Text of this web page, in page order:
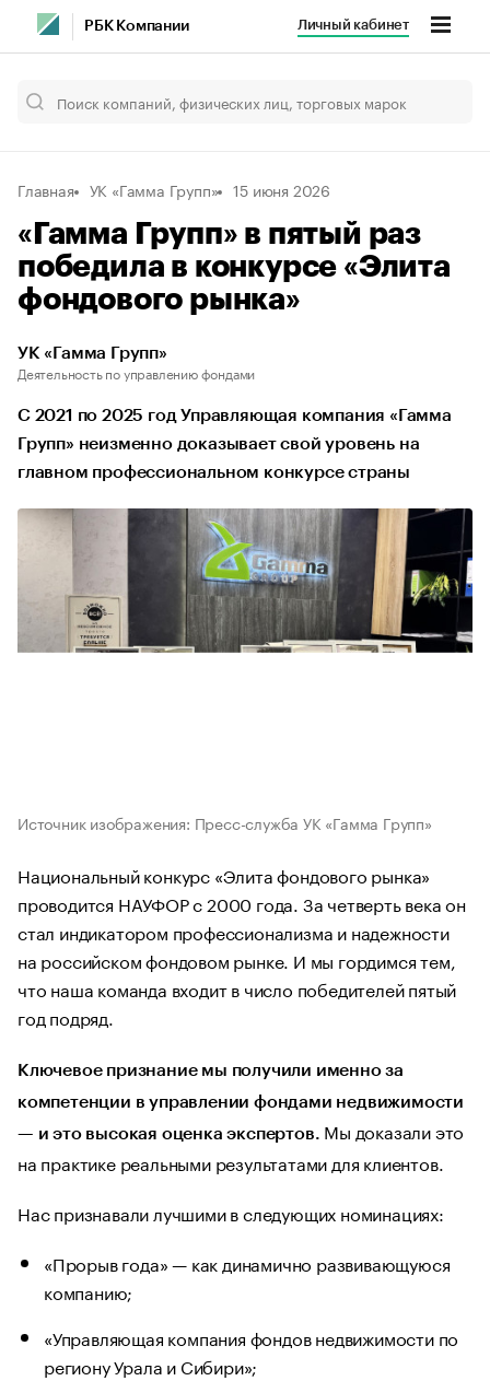
РБК Компании Личный кабинет
Главная УК «Гамма Групп» 15 июня 2026
«Гамма Групп» в пятый раз
победила в конкурсе «Элита
фондового рынка»
УК «Гамма Групп»
Деятельность по управлению фондами
С 2021 по 2025 год Управляющая компания «Гамма
Групп» неизменно доказывает свой уровень на
главном профессиональном конкурсе страны
Источник изображения: Пресс-служба УК «Гамма Групп»
Национальный конкурс «Элита фондового рынка»
проводится НАУФОР с 2000 года. За четверть века он
стал индикатором профессионализма и надежности
на российском фондовом рынке. И мы гордимся тем,
что наша команда входит в число победителей пятый
год подряд.
Ключевое признание мы получили именно за
компетенции в управлении фондами недвижимости
— и это высокая оценка экспертов. Мы доказали это
на практике реальными результатами для клиентов.
Нас признавали лучшими в следующих номинациях:
«Прорыв года» — как динамично развивающуюся
компанию;
«Управляющая компания фондов недвижимости по
региону Урала и Сибири»;